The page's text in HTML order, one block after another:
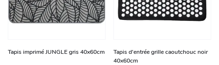
Tapis imprimé JUNGLE gris 40x60cm
Tapis d'entrée grille caoutchouc noir
40x60cm